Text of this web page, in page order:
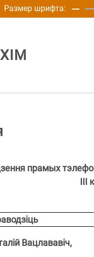
Размер шрифта:
прамых
ІII
Вацлававіч,